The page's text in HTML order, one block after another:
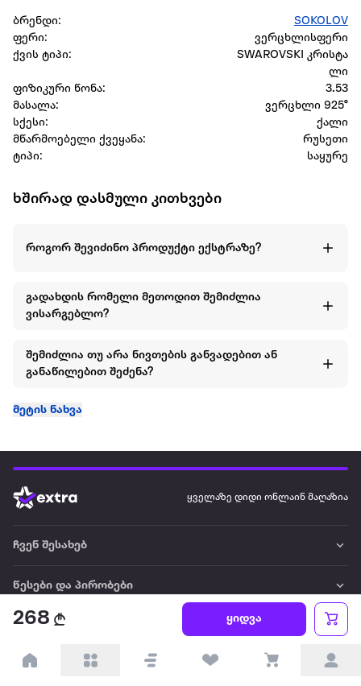
268 ყიდვა
ბრენდი:
SOKOLOV
ფერი:
ვერცხლისფერი
ქვის ტიპი:
SWAROVSKI კრისტა
ლი
ფიზიკური წონა:
3.53
მასალა:
ვერცხლი 925°
სქესი:
ქალი
მწარმოებელი ქვეყანა:
რუსეთი
ტიპი:
საყურე
ხშირად დასმული კითხვები
როგორ შევიძინო პროდუქტი ექსტრაზე?
გადახდის რომელი მეთოდით შემიძლია
ვისარგებლო?
შემიძლია თუ არა ნივთების განვადებით ან
განაწილებით შეძენა?
მეტის ნახვა
ყველაზე დიდი ონლაინ მაღაზია
ჩვენ შესახებ
წესები და პირობები
პარტნიორებისთვის
ტრენდული